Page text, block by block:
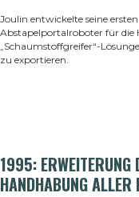
Joulin entwickelte seine
Abstapelportalroboter für die
„Schaumstoffgreifer“-
zu exportieren
1995: ERWEITERUNG
HANDHABUNG ALLER